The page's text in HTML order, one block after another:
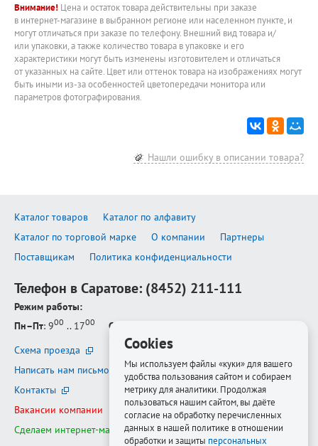
Внимание! Цена и остаток товара действительны при заказе
в интернет-магазине в выбранном регионе или населенном пункте, и
могут отличаться при заказе по телефону. Внешний вид товара и/
или упаковки, а также количество товара в упаковке и его
характеристики могут быть изменены изготовителем и отличаться
от указанных на сайте. Цвет или оттенок товара на изображениях могут
быть иными из-за особенностей цветопередачи монитора или
параметров фотографирования.
Нашли ошибку в описании товара?
Каталог товаров
Каталог по алфавиту
Каталог по торговой марке
О компании
Партнеры
Поставщикам
Политика конфиденциальности
Телефон в Саратове: (8452) 211-111
Режим работы:
Пн–Пт: 900 .. 1700 Сб–Вс
Схема проезда
Написать нам письмо
Контакты
Вакансии компании
Сделаем интернет-магазин ещё лучше
Cookies
Мы используем файлы «куки» для вашего
удобства пользования сайтом и собираем
метрику для аналитики. Продолжая
пользоваться нашим сайтом, вы даёте
согласие на обработку перечисленных
данных в нашей политике в отношении
обработки и защиты персональных